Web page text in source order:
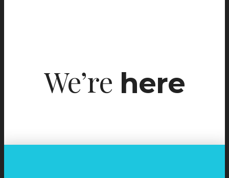
We’re here